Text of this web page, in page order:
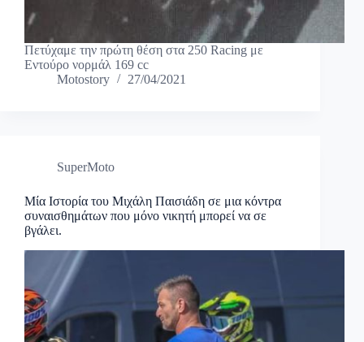
Πετύχαμε την πρώτη θέση στα 250 Racing με
Εντούρο νορμάλ 169 cc
Motostory
27/04/2021
SuperMoto
Μία Ιστορία του Μιχάλη Παισιάδη σε μια κόντρα
συναισθημάτων που μόνο νικητή μπορεί να σε
βγάλει.